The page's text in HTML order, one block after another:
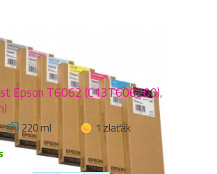
Epson T6062 (C13T606200),
220 ml
1 zlaťák